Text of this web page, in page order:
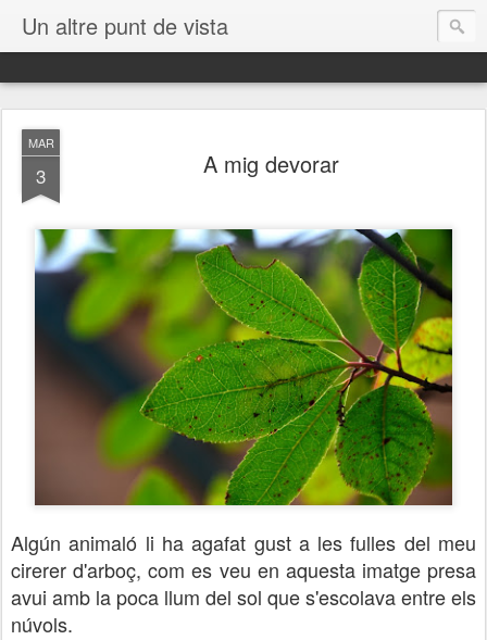
Un altre punt de vista
MAR
3 A mig devorar
Algún animaló li ha agafat gust a les fulles del meu
cirerer d'arboç, com es veu en aquesta imatge presa
avui amb la poca llum del sol que s'escolava entre els
núvols.